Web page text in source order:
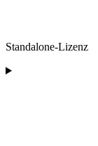
Standalone-Lizenz